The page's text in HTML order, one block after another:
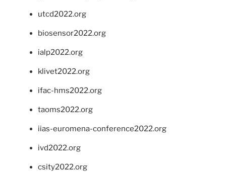
utcd2022.org
biosensor2022.org
ialp2022.org
klivet2022.org
ifac-hms2022.org
taoms2022.org
iias-euromena-conference2022.org
ivd2022.org
csity2022.org